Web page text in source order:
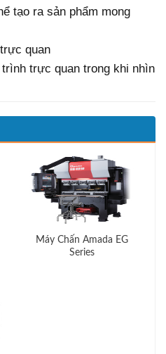
tạo ra sản phẩm mong
quan
trực quan trong khi nhìn
Máy Chấn Amada EG
Series